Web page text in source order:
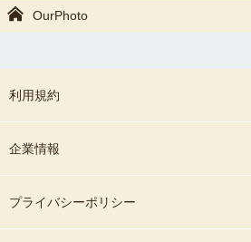
OurPhoto
利用規約
企業情報
プライバシーポリシー